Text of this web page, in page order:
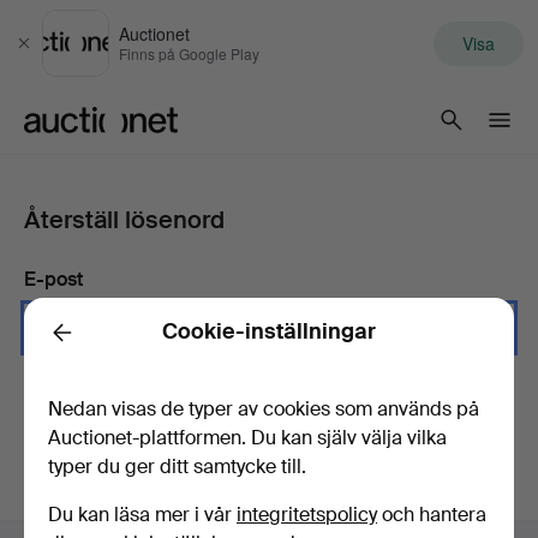
Stäng
Auctionet
Finns på Google Play Visa
Återställ lösenord
E-post
Skicka instruktioner
Back Cookie-inställningar
Nedan visas de typer av cookies som används på
Auctionet-plattformen. Du kan själv välja vilka
typer du ger ditt samtycke till.
Du kan läsa mer i vår integritetspolicyoch hantera